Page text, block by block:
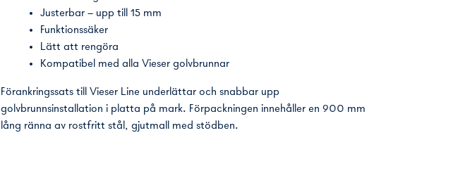
Justerbar – upp till 15 mm
Funktionssäker
Lätt att rengöra
Kompatibel med alla Vieser golvbrunnar
Förankringssats till Vieser Line underlättar och snabbar upp
golvbrunnsinstallation i platta på mark. Förpackningen innehåller en 900 mm
lång ränna av rostfritt stål, gjutmall med stödben.